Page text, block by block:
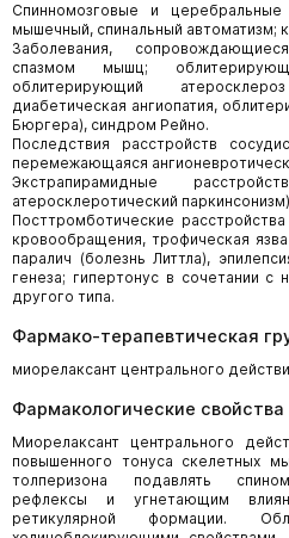
Спинномозговые и церебральные
мышечный, спинальный автоматизм;
Заболевания,
спазмом мышц;
облитерирующий
диабетическая ангиопатия,
Бюргера), синдром Рейно.
Последствия расстройств
перемежающаяся
Экстрапирамидные
атеросклеротический
Посттромботические
кровообращения, трофическая
паралич (болезнь Литтла),
генеза; гипертонус в сочетании
другого типа.
Фармако-терапевтическая
миорелаксант центрального
Фармакологические свойства
Миорелаксант центрального
повышенного тонуса скелетных
толперизона подавлять
рефлексы и угнетающим
ретикулярной формации.